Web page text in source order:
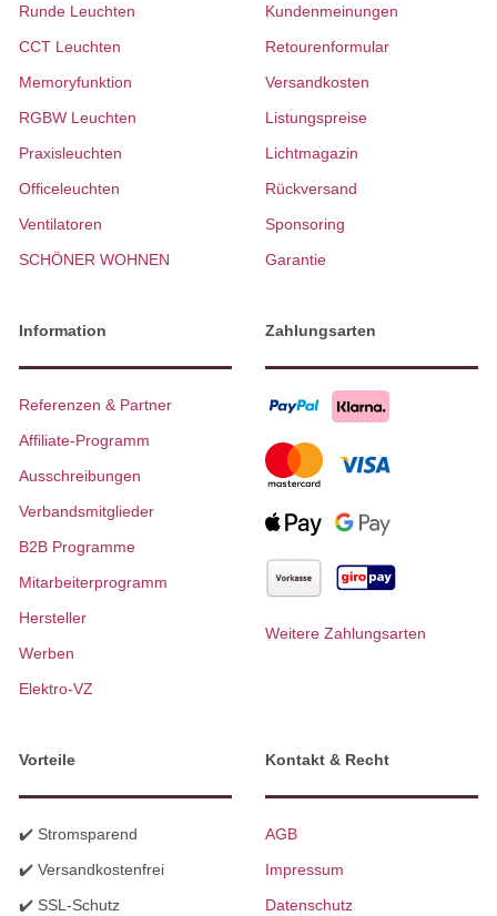
Runde Leuchten
CCT Leuchten
Memoryfunktion
RGBW Leuchten
Praxisleuchten
Officeleuchten
Ventilatoren
SCHÖNER WOHNEN
Kundenmeinungen
Retourenformular
Versandkosten
Listungspreise
Lichtmagazin
Rückversand
Sponsoring
Garantie
Information
Referenzen & Partner
Affiliate-Programm
Ausschreibungen
Verbandsmitglieder
B2B Programme
Mitarbeiterprogramm
Hersteller
Werben
Elektro-VZ
Zahlungsarten
Weitere Zahlungsarten
Vorteile
✔️ Stromsparend
✔️ Versandkostenfrei
✔️ SSL-Schutz
Kontakt & Recht
AGB
Impressum
Datenschutz